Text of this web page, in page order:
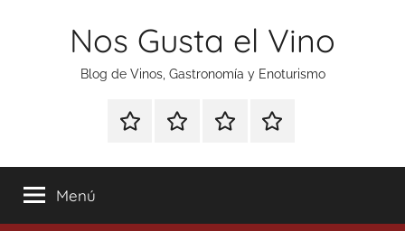
Nos Gusta el Vino
Blog de Vinos, Gastronomía y Enoturismo
Especial
Tonics
Enoturismo
Gastronomía
RankingContacto
Menú